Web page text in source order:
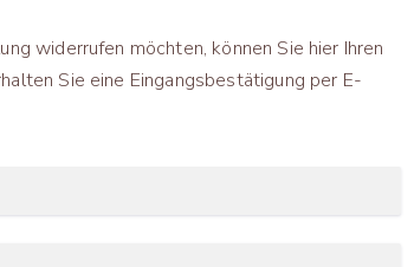
widerrufen möchten, können Sie hier Ihren
Sie eine Eingangsbestätigung per E-